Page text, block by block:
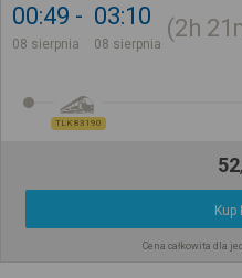
00:49
08 sierpnia
03:10
08 sierpnia
2h
TLK 83190
52,
Kup
Cena całkowita dla